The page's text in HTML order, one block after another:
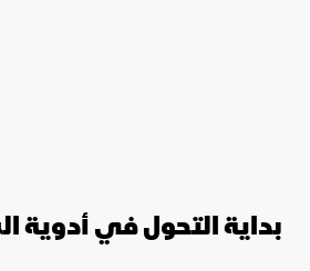
بداية التحول في أدوية